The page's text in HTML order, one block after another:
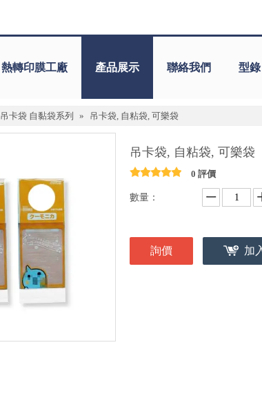
熱轉印膜工廠 產品展示 聯絡我們 型錄
吊卡袋 自黏袋系列 » 吊卡袋, 自粘袋, 可樂袋
吊卡袋, 自粘袋, 可樂袋
0 評價
數量：
詢價 加